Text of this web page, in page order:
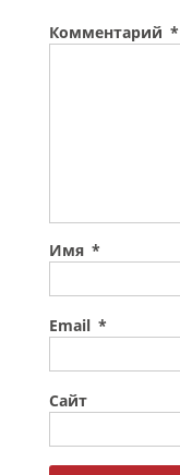
Комментарий *
Имя *
Email *
Сайт